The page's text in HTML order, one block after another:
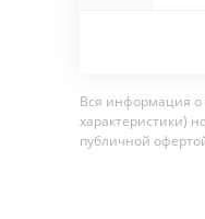
Вся информация о
характеристики)
публичной